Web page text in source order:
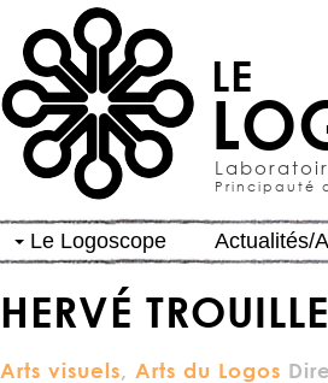
LE
Principauté
Le Logoscope Actualités/
HERVÉ
Arts visuels, Arts du Logos